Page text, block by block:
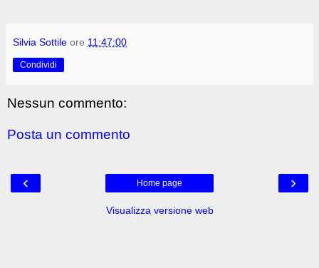
Silvia Sottile ore 11:47:00
Condividi
Nessun commento:
Posta un commento
‹ ›
Home page
Visualizza versione web